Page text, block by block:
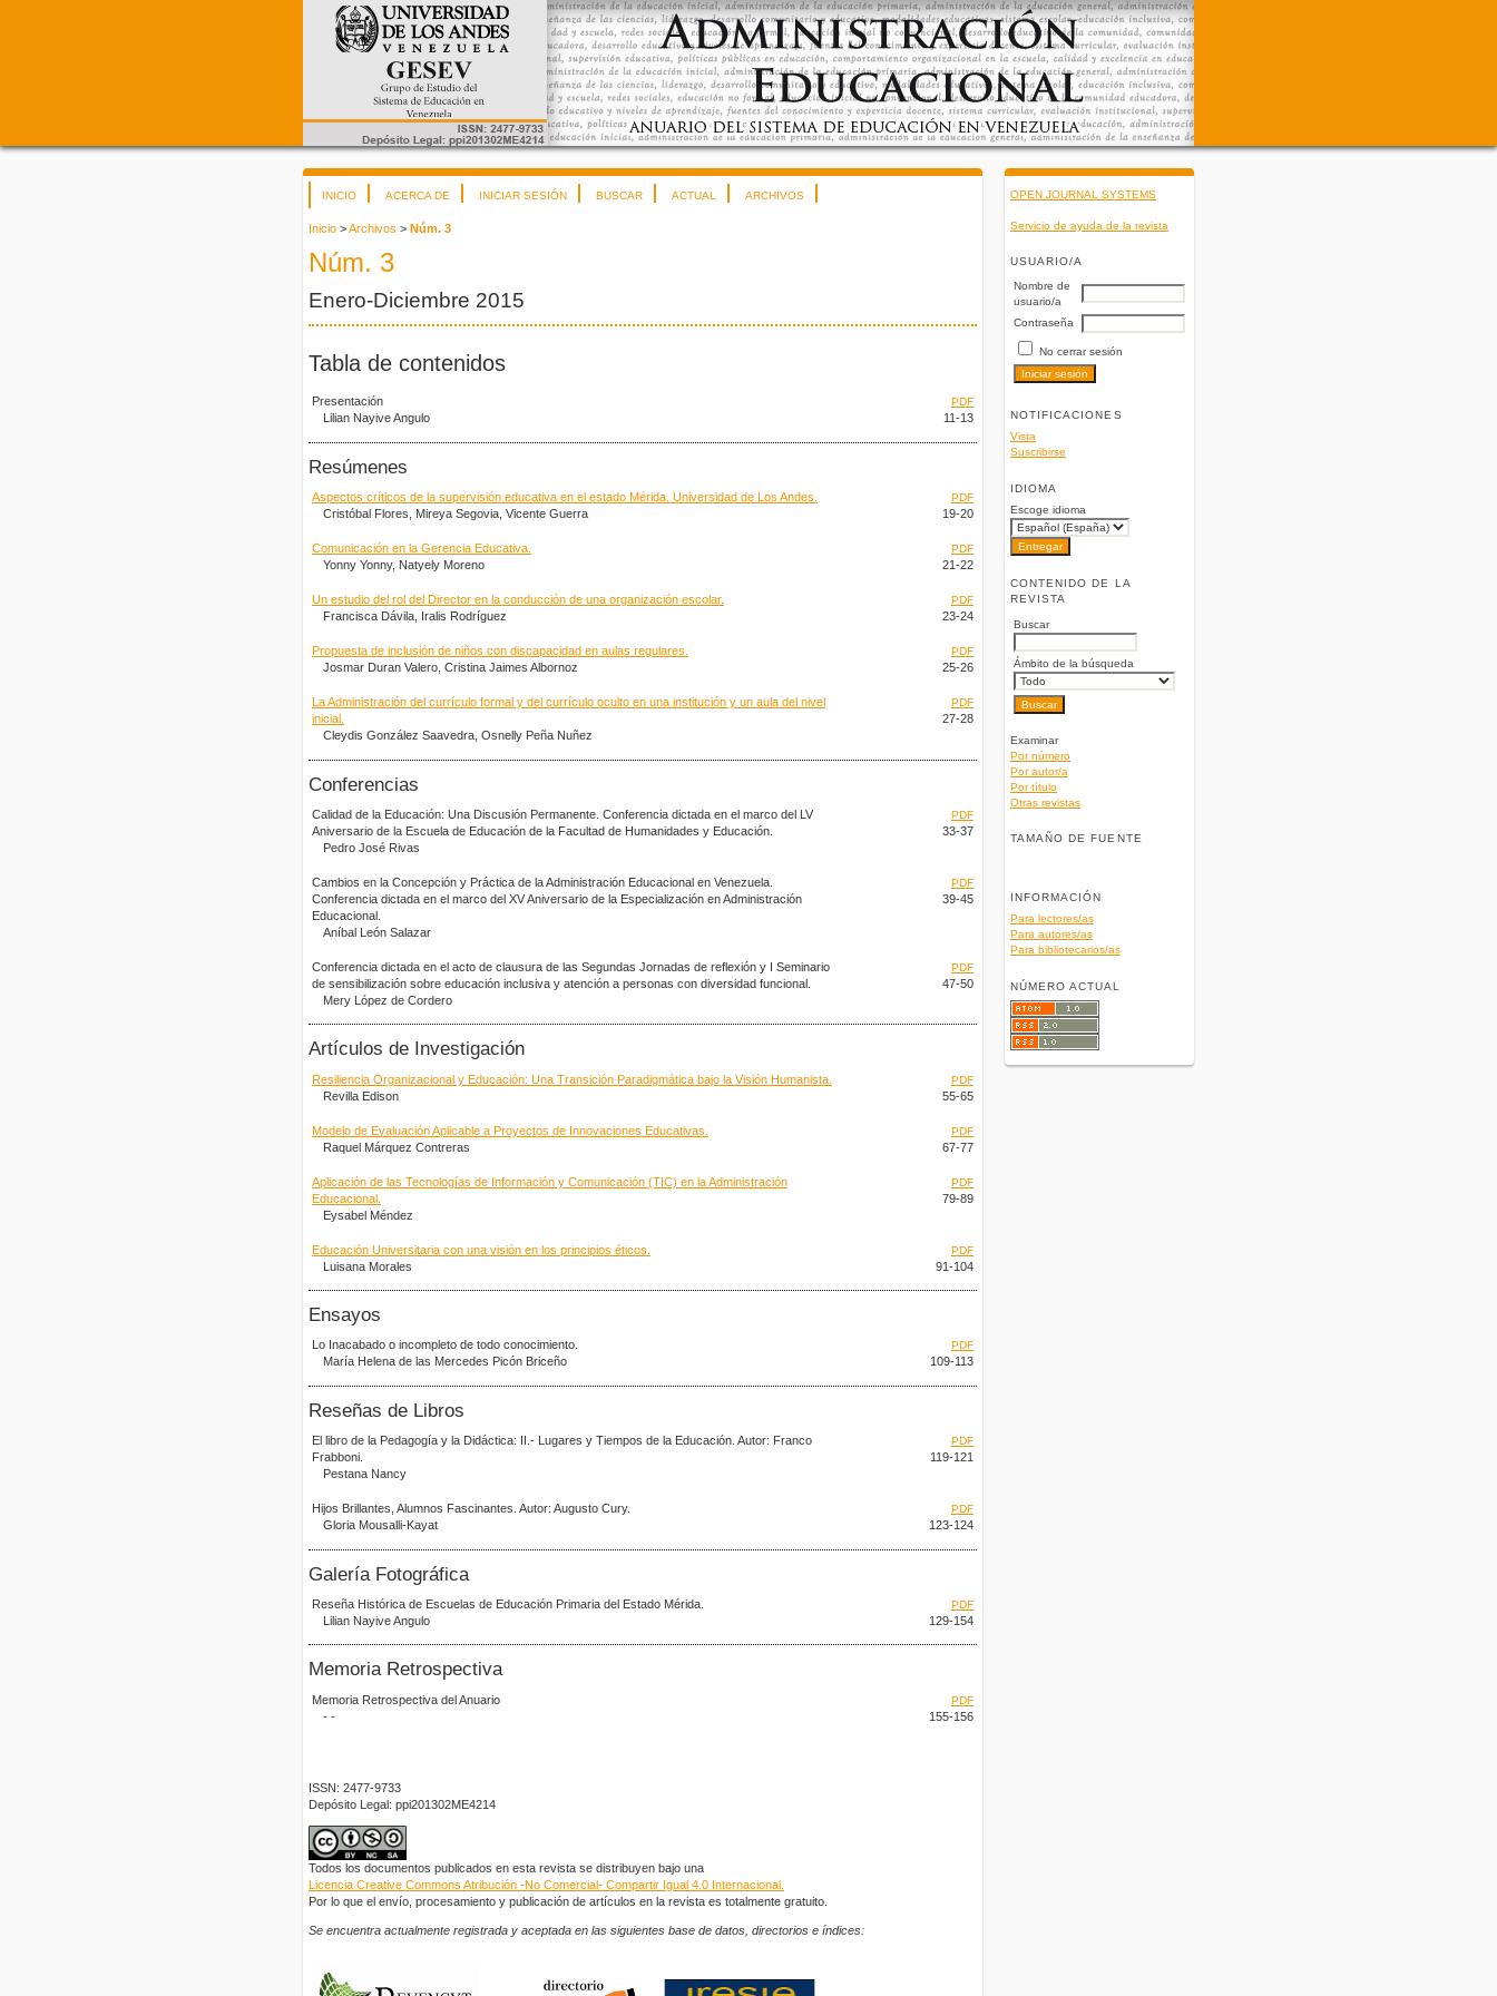
OPEN JOURNAL SYSTEMS
Servicio de ayuda de la revista
USUARIO/A
Nombre de
usuario/a
Contraseña
No cerrar sesión
NOTIFICACIONES
Vista
Suscribirse
IDIOMA
Escoge idioma
CONTENIDO DE LA
REVISTA
Buscar
Ámbito de la búsqueda
Examinar
Por número
Por autor/a
Por título
Otras revistas
TAMAÑO DE FUENTE
INFORMACIÓN
Para lectores/as
Para autores/as
Para bibliotecarios/as
NÚMERO ACTUAL
INICIO ACERCA DE INICIAR SESIÓN BUSCAR ACTUAL ARCHIVOS
Inicio >Archivos > Núm. 3
Núm. 3
Enero-Diciembre 2015
Tabla de contenidos
Presentación
Lilian Nayive Angulo
PDF
11-13
Resúmenes
Aspectos críticos de la supervisión educativa en el estado Mérida. Universidad de Los Andes.
Cristóbal Flores, Mireya Segovia, Vicente Guerra
PDF
19-20
Comunicación en la Gerencia Educativa.
Yonny Yonny, Natyely Moreno
PDF
21-22
Un estudio del rol del Director en la conducción de una organización escolar.
Francisca Dávila, Iralis Rodríguez
PDF
23-24
Propuesta de inclusión de niños con discapacidad en aulas regulares.
Josmar Duran Valero, Cristina Jaimes Albornoz
PDF
25-26
La Administración del currículo formal y del currículo oculto en una institución y un aula del nivel
inicial.
Cleydis González Saavedra, Osnelly Peña Nuñez
PDF
27-28
Conferencias
Calidad de la Educación: Una Discusión Permanente. Conferencia dictada en el marco del LV
Aniversario de la Escuela de Educación de la Facultad de Humanidades y Educación.
Pedro José Rivas
PDF
33-37
Cambios en la Concepción y Práctica de la Administración Educacional en Venezuela.
Conferencia dictada en el marco del XV Aniversario de la Especialización en Administración
Educacional.
Aníbal León Salazar
PDF
39-45
Conferencia dictada en el acto de clausura de las Segundas Jornadas de reflexión y I Seminario
de sensibilización sobre educación inclusiva y atención a personas con diversidad funcional.
Mery López de Cordero
PDF
47-50
Artículos de Investigación
Resiliencia Organizacional y Educación: Una Transición Paradigmática bajo la Visión Humanista.
Revilla Edison
PDF
55-65
Modelo de Evaluación Aplicable a Proyectos de Innovaciones Educativas.
Raquel Márquez Contreras
PDF
67-77
Aplicación de las Tecnologías de Información y Comunicación (TIC) en la Administración
Educacional.
Eysabel Méndez
PDF
79-89
Educación Universitaria con una visión en los principios éticos.
Luisana Morales
PDF
91-104
Ensayos
Lo Inacabado o incompleto de todo conocimiento.
María Helena de las Mercedes Picón Briceño
PDF
109-113
Reseñas de Libros
El libro de la Pedagogía y la Didáctica: II.- Lugares y Tiempos de la Educación. Autor: Franco
Frabboni.
Pestana Nancy
PDF
119-121
Hijos Brillantes, Alumnos Fascinantes. Autor: Augusto Cury.
Gloria Mousalli-Kayat
PDF
123-124
Galería Fotográfica
Reseña Histórica de Escuelas de Educación Primaria del Estado Mérida.
Lilian Nayive Angulo
PDF
129-154
Memoria Retrospectiva
Memoria Retrospectiva del Anuario
- -
PDF
155-156
ISSN: 2477-9733
Depósito Legal: ppi201302ME4214
Todos los documentos publicados en esta revista se distribuyen bajo una
Licencia Creative Commons Atribución -No Comercial- Compartir Igual 4.0 Internacional.
Por lo que el envío, procesamiento y publicación de artículos en la revista es totalmente gratuito.
Se encuentra actualmente registrada y aceptada en las siguientes base de datos, directorios e índices: